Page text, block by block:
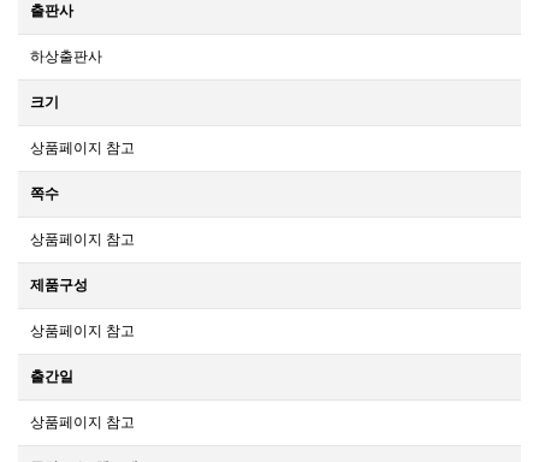
출판사
하상출판사
크기
상품페이지 참고
쪽수
상품페이지 참고
제품구성
상품페이지 참고
출간일
상품페이지 참고